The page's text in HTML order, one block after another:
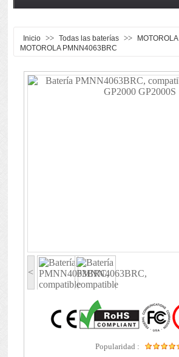
Inicio >> Todas las baterías >> MOTOROLA
MOTOROLA PMNN4063BRC
<
Popularidad :